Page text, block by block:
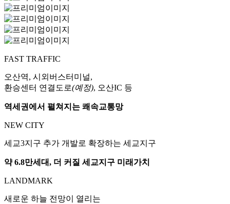
FAST TRAFFIC
오산역, 시외버스터미널,
환승센터 연결도로(예정), 오산IC 등
역세권에서 펼쳐지는 쾌속교통망
NEW CITY
세교3지구 추가 개발로 확장하는 세교지구
약 6.8만세대, 더 커질 세교지구 미래가치
LANDMARK
새로운 하늘 전망이 열리는